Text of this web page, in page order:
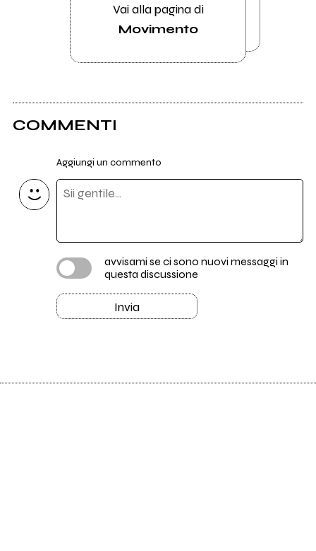
Vai alla pagina di
Movimento
COMMENTI
Aggiungi un commento
avvisami se ci sono nuovi messaggi in
questa discussione
Invia